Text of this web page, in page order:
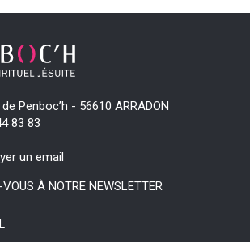
Penboc’h - 56610 ARRADON
83 83
un email
À NOTRE NEWSLETTER